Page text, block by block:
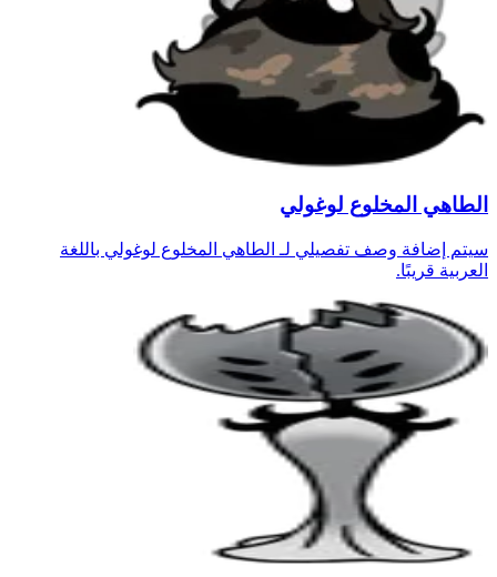
الطاهي المخلوع لوغولي
سيتم إضافة وصف تفصيلي لـ الطاهي المخلوع لوغولي باللغة
العربية قريبًا.